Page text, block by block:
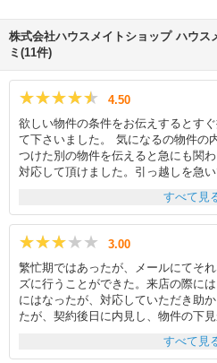
株式会社ハウスメイトショップ ハウス
ミ(11件)
★★★★★
★★★★★ 4.50
欲しい物件の条件をお伝えするとす
て下さいました。 気になるの物件の
つけた別の物件を伝えると急にも関
対応して頂けました。引っ越しを急
りました。気に入った物件が見つか
なく、マイナスな所も正直に話して
わなかったので、契約が先延ばしに
ッフが対応下さり、最短で契約する
内容についてゆっくりと分かりやす
いことがあって質問すると丁寧に答
応して下さった為、不安な点を相談
安心して良い物件を見つけることが
すべて見
★★★★★
★★★★★ 3.00
繁忙期ではあったが、メールにてそ
ズに行うことができた。来店の際に
にはなったが、対応していただき助
たが、契約後日に内見し、物件の下
内見できない分、物件の画像を事前
も見せていただけたので内見なしで
すべて見